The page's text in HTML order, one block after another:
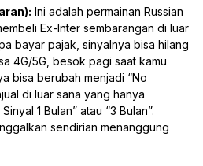
Ini adalah permainan Russian
Ex-Inter sembarangan di luar
bayar pajak, sinyalnya bisa hilang
4G/5G, besok pagi saat kamu
bisa berubah menjadi “No
di luar sana yang hanya
1 Bulan” atau “3 Bulan”.
sendirian menanggung